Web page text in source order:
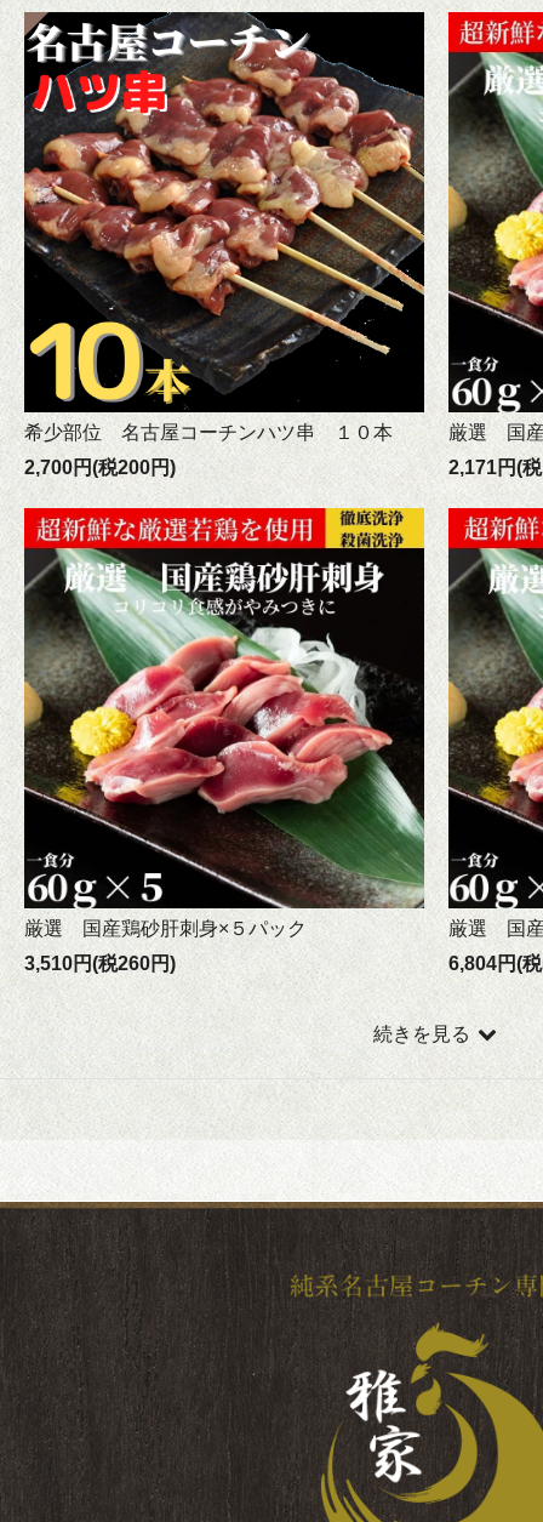
希少部位 名古屋コーチンハツ串 １０本
2,700円(税200円)
厳選 国産
2,171円(
厳選 国産鶏砂肝刺身×５パック
3,510円(税260円)
厳選 国産
6,804円(
続きを見る